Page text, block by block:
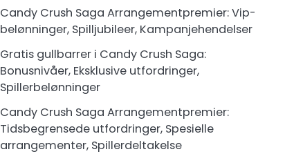
Candy Crush Saga Arrangementpremier: Vip-
belønninger, Spilljubileer, Kampanjehendelser
Gratis gullbarrer i Candy Crush Saga:
Bonusnivåer, Eksklusive utfordringer,
Spillerbelønninger
Candy Crush Saga Arrangementpremier:
Tidsbegrensede utfordringer, Spesielle
arrangementer, Spillerdeltakelse